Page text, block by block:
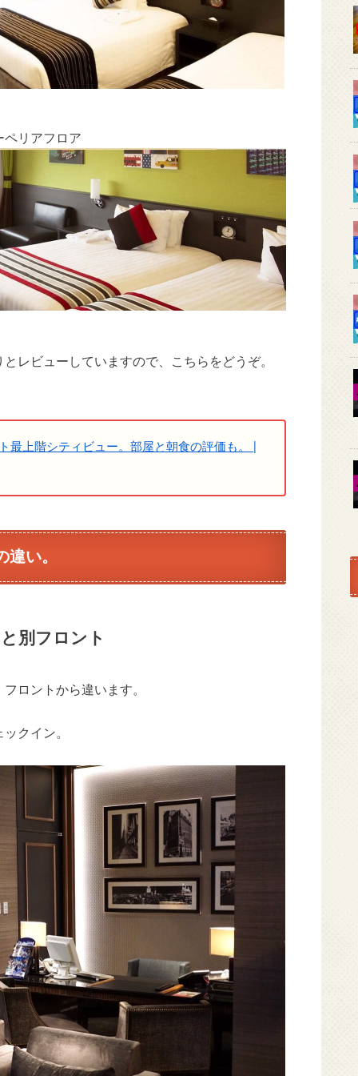
ペリアフロア
レビューしていますので、こちらをどうぞ。
最上階シティビュー。部屋と朝食の評価も。 |
い。
別フロント
ロントから違います。
クイン。